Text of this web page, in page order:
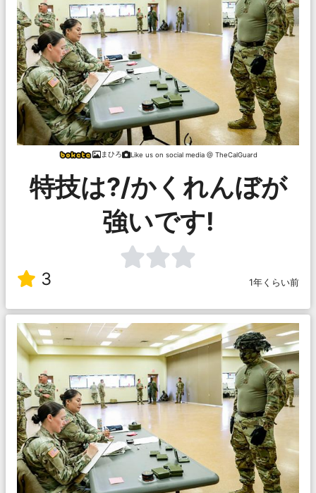
まひろ Like us on social media @ TheCalGuard
特技は?/かくれんぼが
強いです!
3 1年くらい前